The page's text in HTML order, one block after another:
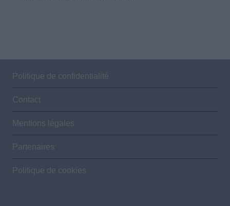
Politique de confidentialité
Contact
Mentions légales
Partenaires
Politique de cookies